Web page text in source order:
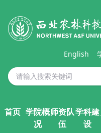
English
首页 学院概
况
师资队
伍
学科建
设